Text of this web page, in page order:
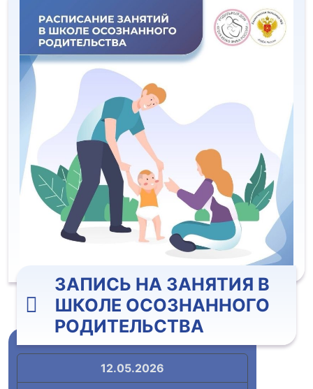
ЗАПИСЬ НА ЗАНЯТИЯ В
ШКОЛЕ ОСОЗНАННОГО
РОДИТЕЛЬСТВА
12.05.2026